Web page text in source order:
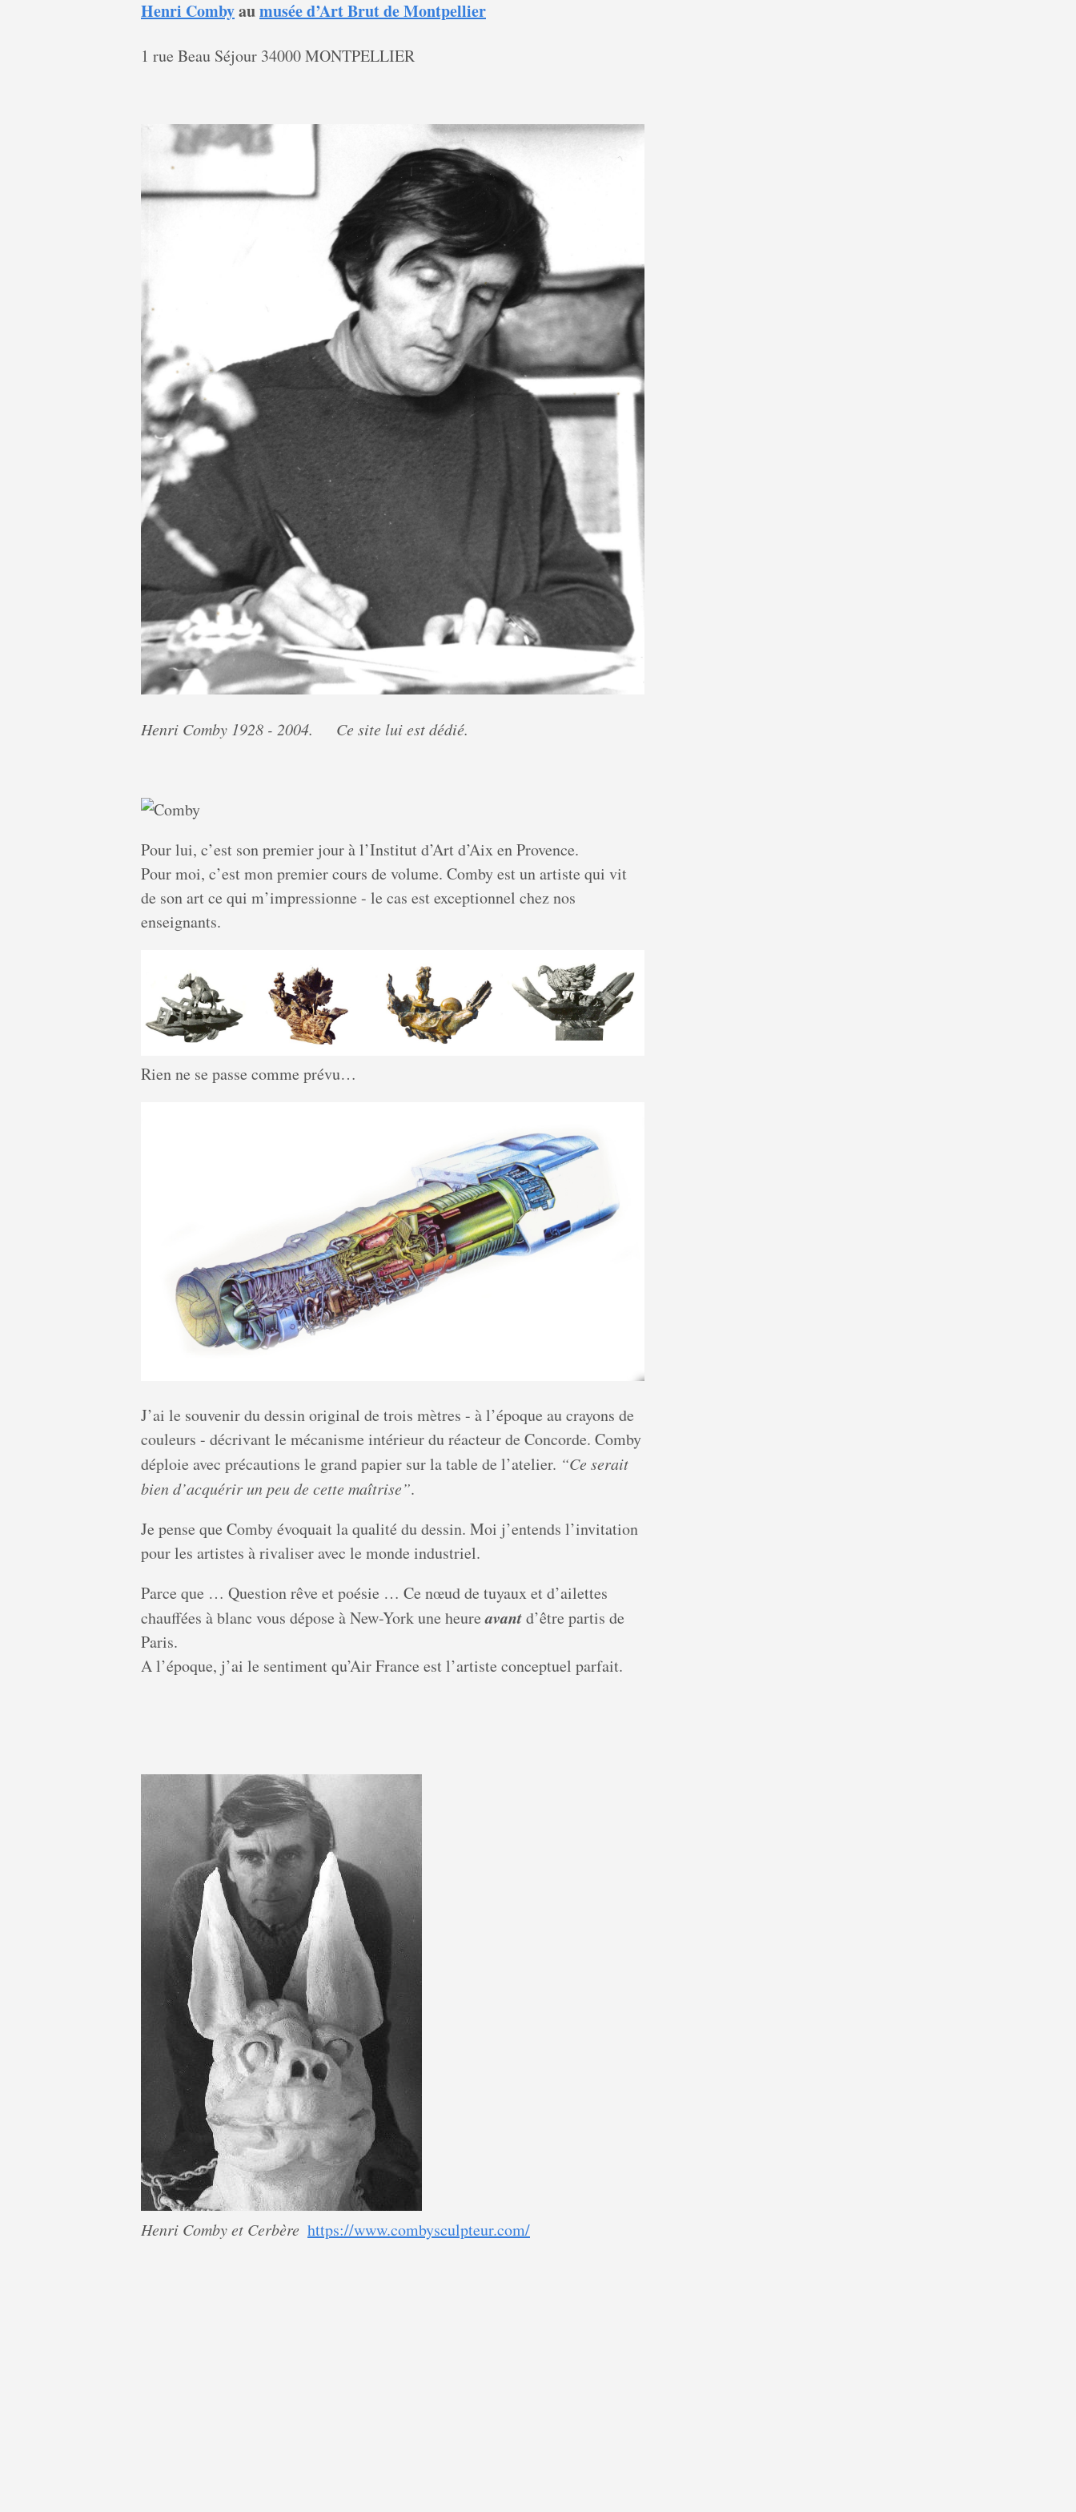
Henri Combyaumusée d’Art Brut de Montpellier
1 rue Beau Séjour 34000 MONTPELLIER
Henri Comby 1928 - 2004. Ce site lui est dédié.
Pour lui, c’est son premier jour à l’Institut d’Art d’Aix en Provence.
Pour moi, c’est mon premier cours de volume. Comby est un artiste qui vit
de son art ce qui m’impressionne - le cas est exceptionnel chez nos
enseignants.
Rien ne se passe comme prévu…
J’ai le souvenir du dessin original de trois mètres - à l’époque au crayons de
couleurs - décrivant le mécanisme intérieur du réacteur de Concorde. Comby
déploie avec précautions le grand papier sur la table de l’atelier. “Ce serait
bien d’acquérir un peu de cette maîtrise”.
Je pense que Comby évoquait la qualité du dessin. Moi j’entends l’invitation
pour les artistes à rivaliser avec le monde industriel.
Parce que … Question rêve et poésie … Ce nœud de tuyaux et d’ailettes
chauffées à blanc vous dépose à New-York une heureavantd’être partis de
Paris.
A l’époque, j’ai le sentiment qu’Air France est l’artiste conceptuel parfait.
Henri Comby et Cerbère https://www.combysculpteur.com/